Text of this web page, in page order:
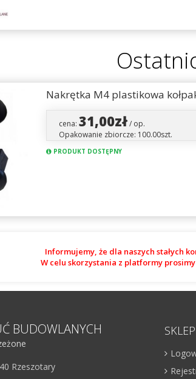
Nakrętka M4 plastikowa
cena: 31,00zł/ op.
Opakowanie zbiorcze: 100.00szt.
PRODUKT DOSTĘPNY
Informujemy, że dla naszych stałych
W celu skorzystania z platformy
BUDOWLANYCH
Rzeszotary
SKLEP